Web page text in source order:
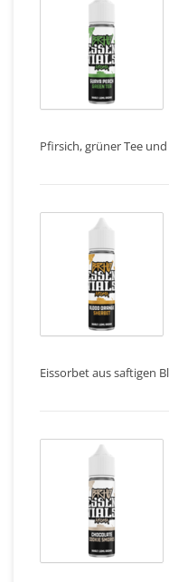
Pfirsich, grüner Tee
Eissorbet aus saftigen